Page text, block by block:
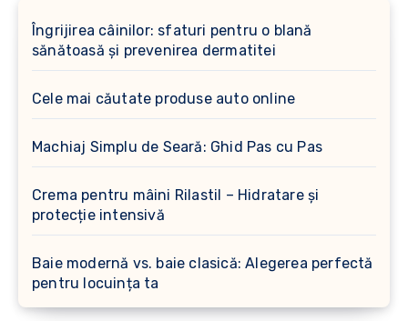
Îngrijirea câinilor: sfaturi pentru o blană
sănătoasă și prevenirea dermatitei
Cele mai căutate produse auto online
Machiaj Simplu de Seară: Ghid Pas cu Pas
Crema pentru mâini Rilastil – Hidratare și
protecție intensivă
Baie modernă vs. baie clasică: Alegerea perfectă
pentru locuința ta